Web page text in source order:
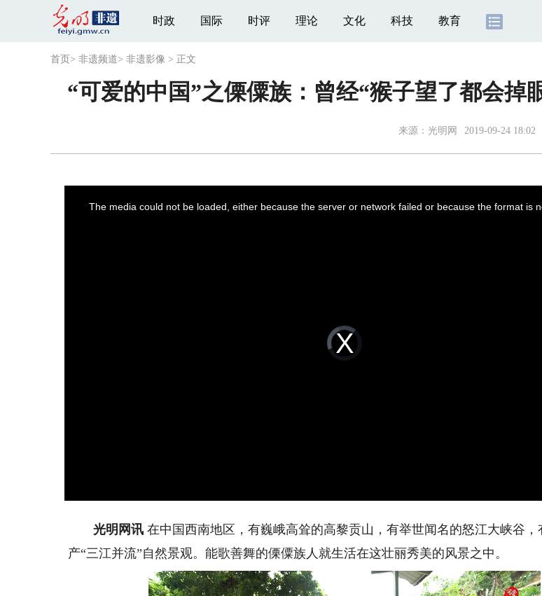
时政 国际 时评 理论 文化 科技 教育
首页 > 非遗频道> 非遗影像 > 正文
“可爱的中国”之傈僳族：曾经“猴子望了都会掉
来源： 光明网 2019-09-24 18:02
Video
Player
is
loading.
The media could not be loaded, either because the server or network failed or because the format is
光明网讯在中国西南地区，有巍峨高耸的高黎贡山，有举世闻名的怒江大峡谷，
产“三江并流”自然景观。能歌善舞的傈僳族人就生活在这壮丽秀美的风景之中。